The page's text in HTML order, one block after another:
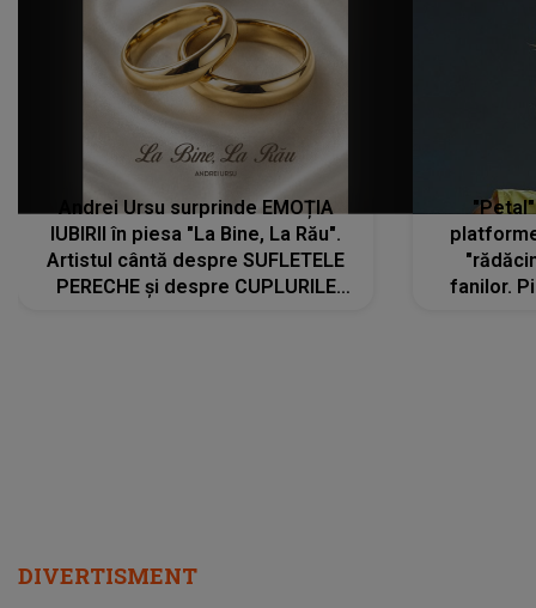
Andrei Ursu surprinde EMOȚIA
IUBIRII în piesa "La Bine, La Rău".
Artistul cântă despre SUFLETELE
PERECHE și despre CUPLURILE
fanilor.
DIVERTISMENT